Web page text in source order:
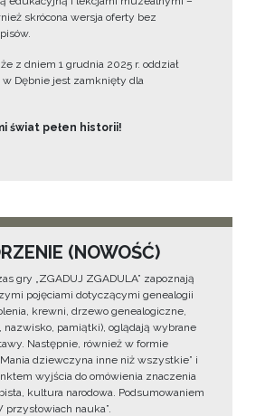
skrócona wersja oferty bez
z dniem 1 grudnia 2025 r. oddział
Dębnie jest zamknięty dla
świat pełen historii!
(NOWOŚĆ)
gry „ZGADUJ ZGADULA” zapoznają
pojęciami dotyczącymi genealogii
krewni, drzewo genealogiczne,
nazwisko, pamiątki), oglądają wybrane
Następnie, również w formie
dziewczyna inne niż wszystkie” i
wyjścia do omówienia znaczenia
kultura narodowa. Podsumowaniem
nauka”.